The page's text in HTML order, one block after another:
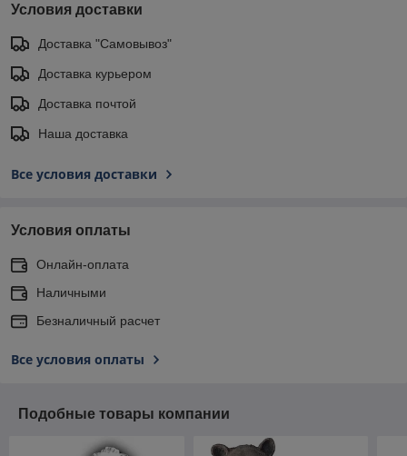
Условия доставки
Доставка "Самовывоз"
Доставка курьером
Доставка почтой
Наша доставка
Все условия доставки
Условия оплаты
Онлайн-оплата
Наличными
Безналичный расчет
Все условия оплаты
Подобные товары компании